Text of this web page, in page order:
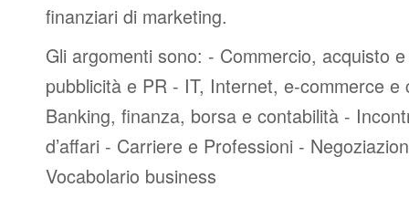
finanziari di marketing.
Gli argomenti sono: - Commercio, acquisto
pubblicità e PR - IT, Internet, e-commerce e
Banking, finanza, borsa e contabilità -
d’affari - Carriere e Professioni -
Vocabolario business